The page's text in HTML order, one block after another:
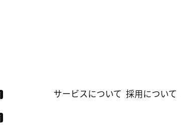
サービスについて 採用について